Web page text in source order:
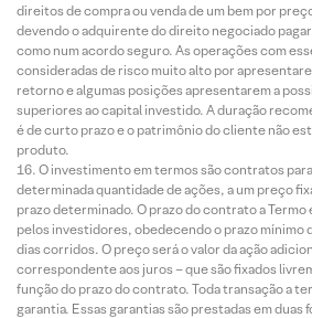
direitos de compra ou venda de um bem por
devendo o adquirente do direito negociado
como num acordo seguro. As operações com
consideradas de risco muito alto por
retorno e algumas posições apresentarem a
superiores ao capital investido. A duração
é de curto prazo e o patrimônio do cliente não
produto.
O investimento em termos são contratos
determinada quantidade de ações, a um preço
prazo determinado. O prazo do contrato a
pelos investidores, obedecendo o prazo mínimo
dias corridos. O preço será o valor da ação
correspondente aos juros – que são fixados
função do prazo do contrato. Toda transação a
garantia. Essas garantias são prestadas em duas